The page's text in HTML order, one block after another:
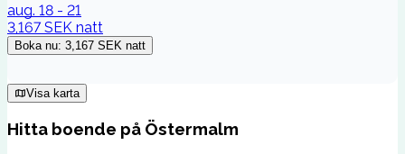
aug. 18 - 21
3,167 SEK natt
Boka nu: 3,167 SEK natt
Visa karta
Hitta boende på Östermalm